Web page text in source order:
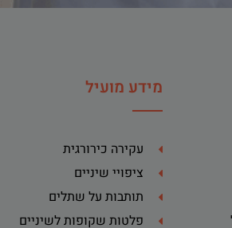
מידע מועיל
עקירה כירורגית
ציפויי שיניים
תותבות על שתלים
פלטות שקופות לשיניים